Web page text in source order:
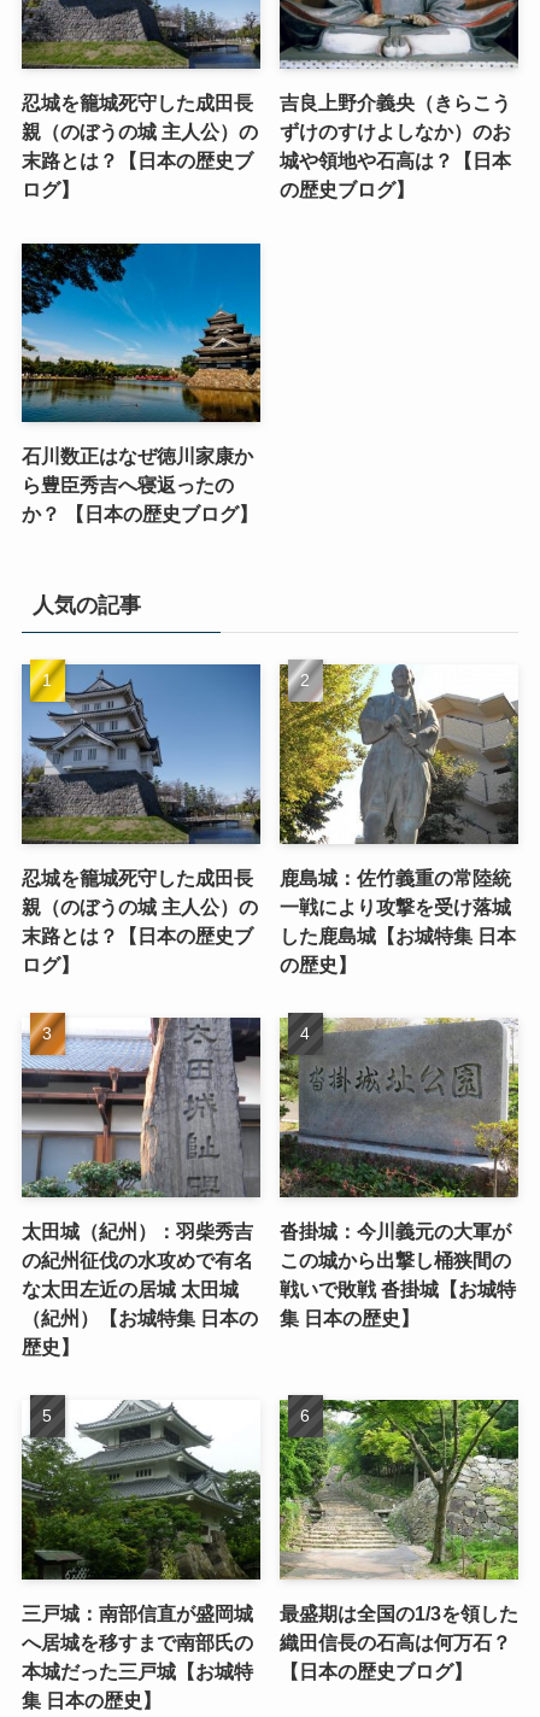
忍城を籠城死守した成田長
親（のぼうの城 主人公）の
末路とは？【日本の歴史ブ
ログ】
吉良上野介義央（きらこう
ずけのすけよしなか）のお
城や領地や石高は？【日本
の歴史ブログ】
石川数正はなぜ徳川家康か
ら豊臣秀吉へ寝返ったの
か？ 【日本の歴史ブログ】
人気の記事
忍城を籠城死守した成田長
親（のぼうの城 主人公）の
末路とは？【日本の歴史ブ
ログ】
鹿島城：佐竹義重の常陸統
一戦により攻撃を受け落城
した鹿島城【お城特集 日本
の歴史】
太田城（紀州）：羽柴秀吉
の紀州征伐の水攻めで有名
な太田左近の居城 太田城
（紀州）【お城特集 日本の
歴史】
沓掛城：今川義元の大軍が
この城から出撃し桶狭間の
戦いで敗戦 沓掛城【お城特
集 日本の歴史】
三戸城：南部信直が盛岡城
へ居城を移すまで南部氏の
本城だった三戸城【お城特
集 日本の歴史】
最盛期は全国の1/3を領した
織田信長の石高は何万石？
【日本の歴史ブログ】